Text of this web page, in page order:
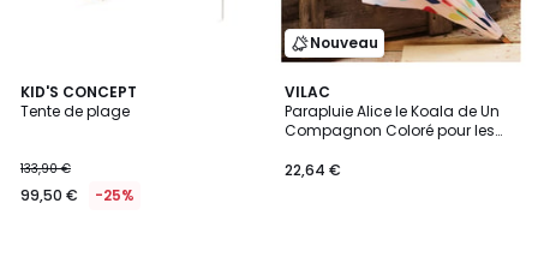
KID'S CONCEPT
Tente de plage
133,90 €
99,50 € -25%
Nouveau
VILAC
Parapluie Alice le Koala de Un
Compagnon Coloré pour les
22,64 €